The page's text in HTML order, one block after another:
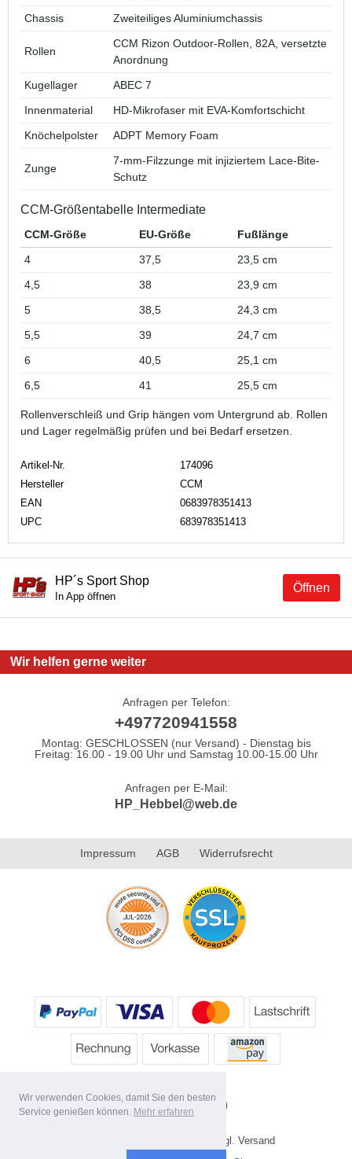
Wir verwenden Cookies, damit Sie den besten
Service genießen können. Mehr erfahren
Chassis
Zweiteiliges Aluminiumchassis
Rollen
CCM Rizon Outdoor-Rollen, 82A, versetzte
Anordnung
Kugellager
ABEC 7
Innenmaterial
HD-Mikrofaser mit EVA-Komfortschicht
Knöchelpolster
ADPT Memory Foam
Zunge
7-mm-Filzzunge mit injiziertem Lace-Bite-
Schutz
CCM-Größentabelle Intermediate
CCM-Größe EU-Größe
Fußlänge
4
37,5
23,5 cm
4,5
38
23,9 cm
5
38,5
24,3 cm
5,5
39
24,7 cm
6
40,5
25,1 cm
6,5
41 25,5 cm
Rollenverschleiß und Grip hängen vom Untergrund ab. Rollen
und Lager regelmäßig prüfen und bei Bedarf ersetzen.
Artikel-Nr.
174096
Hersteller
CCM
EAN
0683978351413
UPC
683978351413
Öffnen
HP´s Sport Shop
In App öffnen
Wir helfen gerne weiter
Anfragen per Telefon:
+497720941558
Montag: GESCHLOSSEN (nur Versand) - Dienstag bis
Freitag: 16.00 - 19.00 Uhr und Samstag 10.00-15.00 Uhr
Anfragen per E-Mail:
HP_Hebbel@web.de
Impressum AGB Widerrufsrecht
* Alle Preise inkl. MwSt. evtl. zzgl. Versand